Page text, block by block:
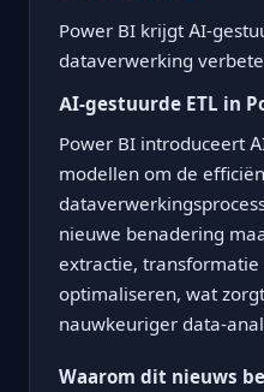
Power BI krijgt AI-
dataverwerking
AI-gestuurde ETL in
Power BI introduceert
modellen om de
nieuwe benadering
extractie,
optimaliseren, wat
nauwkeuriger data-
Waarom dit nieuws